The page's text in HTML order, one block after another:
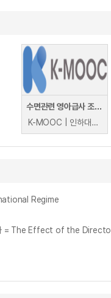
수면관련 영아급사 조사교육: 갑작스런 아기 사망 사례, 무엇을 어떻게 조사할까?
K-MOOC | 인하대학교 안영미
Regime